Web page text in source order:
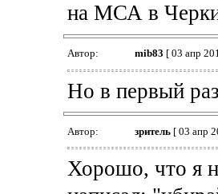
на МСА в
Автор: mib83 [ 03 апр
Но в первый
Автор: зpитель[ 03 апр
Хорошо, что я